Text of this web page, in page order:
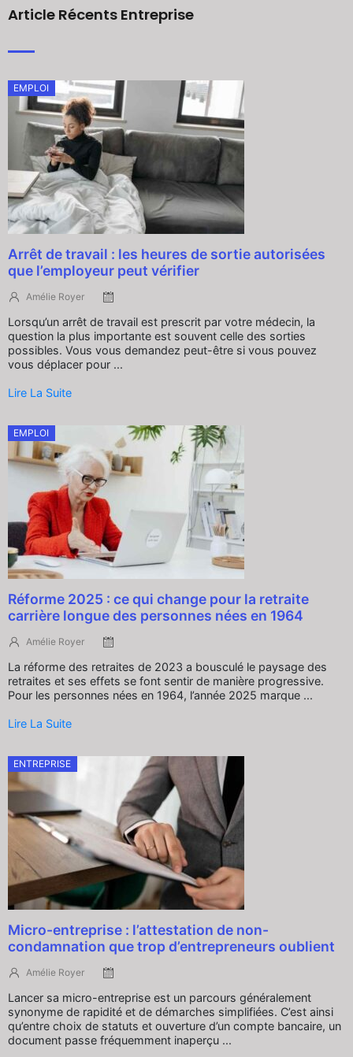
Article Récents Entreprise
EMPLOI
Arrêt de travail : les heures de sortie autorisées
que l’employeur peut vérifier
Amélie Royer
Lorsqu’un arrêt de travail est prescrit par votre médecin, la
question la plus importante est souvent celle des sorties
possibles. Vous vous demandez peut-être si vous pouvez
vous déplacer pour ...
Lire La Suite
EMPLOI
Réforme 2025 : ce qui change pour la retraite
carrière longue des personnes nées en 1964
Amélie Royer
La réforme des retraites de 2023 a bousculé le paysage des
retraites et ses effets se font sentir de manière progressive.
Pour les personnes nées en 1964, l’année 2025 marque ...
Lire La Suite
ENTREPRISE
Micro-entreprise : l’attestation de non-
condamnation que trop d’entrepreneurs oublient
Amélie Royer
Lancer sa micro-entreprise est un parcours généralement
synonyme de rapidité et de démarches simplifiées. C’est ainsi
qu’entre choix de statuts et ouverture d’un compte bancaire, un
document passe fréquemment inaperçu ...